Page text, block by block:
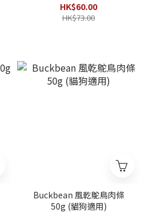
HK$60.00
HK$73.00
Buckbean 風乾鴕鳥肉條
50g (貓狗適用)